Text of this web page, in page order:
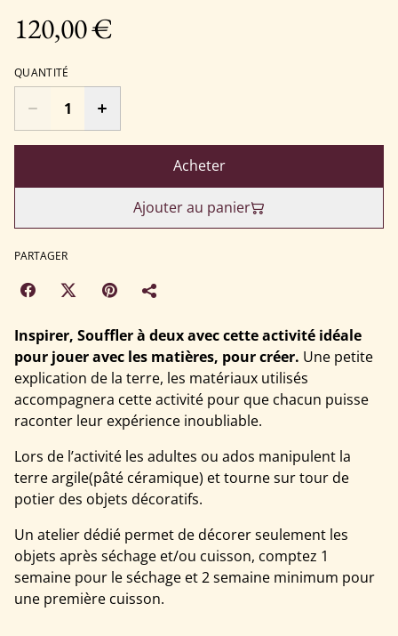
120,00 €
QUANTITÉ
Acheter
Ajouter au panier
PARTAGER
Inspirer, Souffler à deux avec cette activité idéale
pour jouer avec les matières, pour créer. Une petite
explication de la terre, les matériaux utilisés
accompagnera cette activité pour que chacun puisse
raconter leur expérience inoubliable.
Lors de l’activité les adultes ou ados manipulent la
terre argile(pâté céramique) et tourne sur tour de
potier des objets décoratifs.
Un atelier dédié permet de décorer seulement les
objets après séchage et/ou cuisson, comptez 1
semaine pour le séchage et 2 semaine minimum pour
une première cuisson.